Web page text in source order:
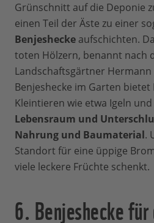
Grünschnitt auf die Deponie
einen Teil der Äste zu einer
Benjeshecke aufschichten.
toten Hölzern, benannt nach
Landschaftsgärtner Hermann
Benjeshecke im Garten
Kleintieren wie etwa Igeln und
Lebensraum und
Nahrung und Baumaterial.
Standort für eine üppige
viele leckere Früchte schenkt.
6. Benjeshecke